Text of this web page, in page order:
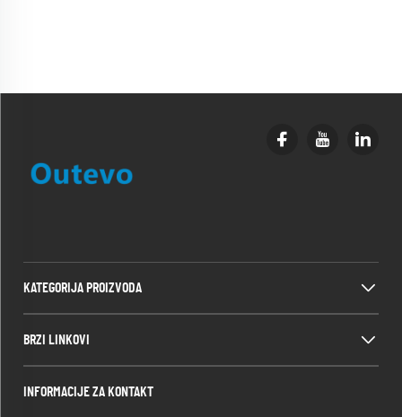
KATEGORIJA PROIZVODA
BRZI LINKOVI
INFORMACIJE ZA KONTAKT